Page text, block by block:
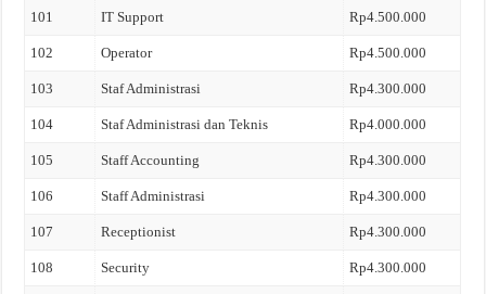
101 IT Support Rp4.500.000
102 Operator Rp4.500.000
103 Staf Administrasi Rp4.300.000
104 Staf Administrasi dan Teknis Rp4.000.000
105 Staff Accounting Rp4.300.000
106 Staff Administrasi Rp4.300.000
107 Receptionist Rp4.300.000
108 Security Rp4.300.000